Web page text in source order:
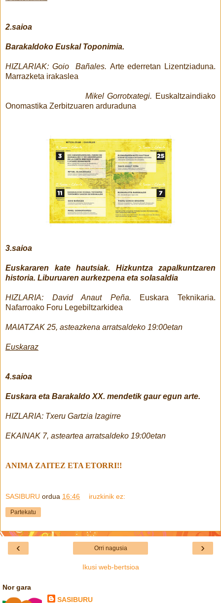
2.saioa
Barakaldoko Euskal Toponimia.
HIZLARIAK: Goio Bañales. Arte ederretan Lizentziaduna.
Marrazketa irakaslea
Mikel Gorrotxategi. Euskaltzaindiako
Onomastika Zerbitzuaren arduraduna
3.saioa
Euskararen kate hautsiak. Hizkuntza zapalkuntzaren
historia. Liburuaren aurkezpena eta solasaldia
HIZLARIA: David Anaut Peña. Euskara Teknikaria.
Nafarroako Foru Legebiltzarkidea
MAIATZAK 25, asteazkena arratsaldeko 19:00etan
Euskaraz
4.saioa
Euskara eta Barakaldo XX. mendetik gaur egun arte.
HIZLARIA: Txeru Gartzia Izagirre
EKAINAK 7, asteartea arratsaldeko 19:00etan
ANIMA ZAITEZ ETA ETORRI!!
SASIBURU ordua 16:46 iruzkinik ez:
Partekatu
‹ ›
Orri nagusia
Ikusi web-bertsioa
Nor gara
SASIBURU